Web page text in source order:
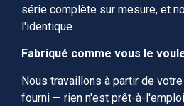
série complète sur mesure, et
l'identique.
Fabriqué comme vous le
Nous travaillons à partir de
fourni — rien n'est prêt-à-